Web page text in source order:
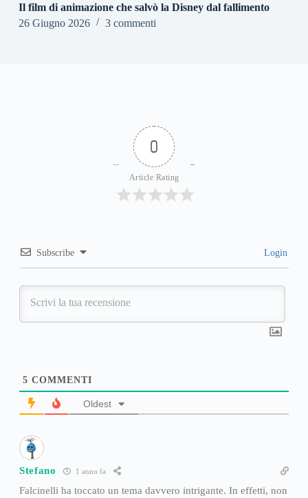
Il film di animazione che salvò la Disney dal fallimento
26 Giugno 2026
3 commenti
0
Article Rating
Subscribe Login
5 COMMENTI
Oldest
Stefano 1 anno fa
Falcinelli ha toccato un tema davvero intrigante. In effetti, non